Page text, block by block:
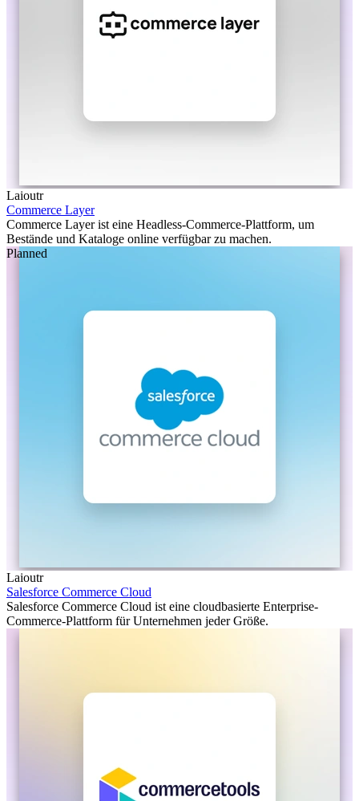
Laioutr
Commerce Layer
Commerce Layer ist eine Headless-Commerce-Plattform, um
Bestände und Kataloge online verfügbar zu machen.
Planned
Laioutr
Salesforce Commerce Cloud
Salesforce Commerce Cloud ist eine cloudbasierte Enterprise-
Commerce-Plattform für Unternehmen jeder Größe.